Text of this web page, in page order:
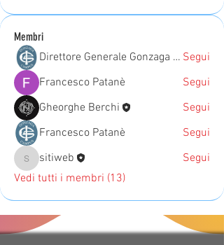
Membri
Direttore Generale Gonzaga Campus Segui
Francesco Patanè
Segui
Gheorghe Berchi
Segui
Francesco Patanè
Segui
sitiwebsitiweb
Segui
Vedi tutti i membri (13)